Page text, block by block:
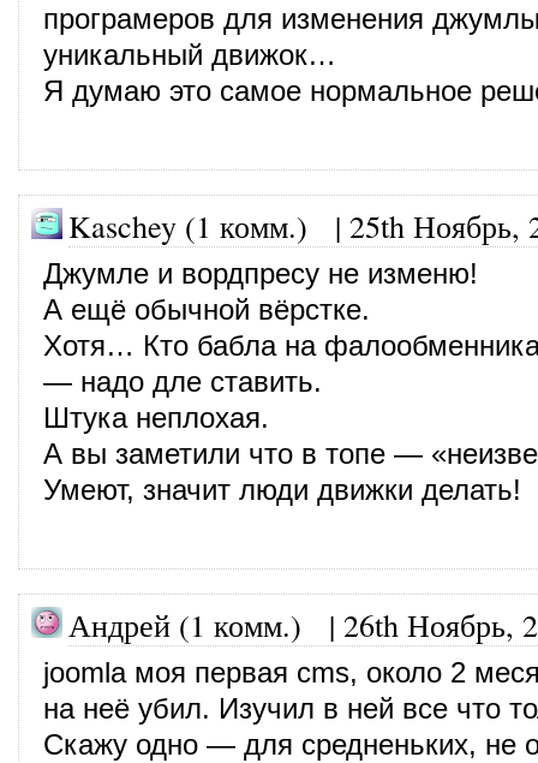
програмеров для изменения
уникальный движок…
Я думаю это самое нормальное
Kaschey (1 комм.) | 25th Ноябрь,
Джумле и вордпресу не изменю!
А ещё обычной вёрстке.
Хотя… Кто бабла на
— надо дле ставить.
Штука неплохая.
А вы заметили что в топе —
Умеют, значит люди движки делать!
Андрей (1 комм.) | 26th Ноябрь,
joomla моя первая cms, около 2
на неё убил. Изучил в ней все что
Скажу одно — для средненьких, не